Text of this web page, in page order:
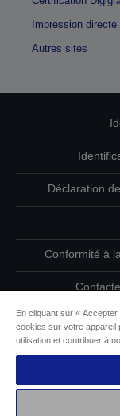
Impression
Autres sites
Déclaration
Conformité à
En cliquant sur «
cookies sur votre appareil
utilisation et contribuer à